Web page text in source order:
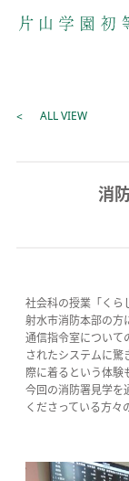
ALL VIEW
消
社会科の授業「くら
射水市消防本部の方
通信指令室について
されたシステムに
際に着るという体験
今回の消防署見学を
くださっている方々